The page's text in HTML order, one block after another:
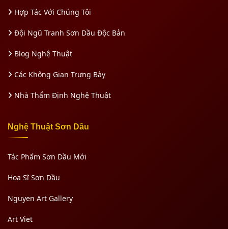
Hợp Tác Với Chúng Tôi
Đội Ngũ Tranh Sơn Dầu Độc Bản
Blog Nghệ Thuật
Các Không Gian Trưng Bày
Nhà Thẩm Định Nghệ Thuật
Nghệ Thuật Sơn Dầu
Tác Phẩm Sơn Dầu Mới
Họa Sĩ Sơn Dầu
Nguyen Art Gallery
Art Viet